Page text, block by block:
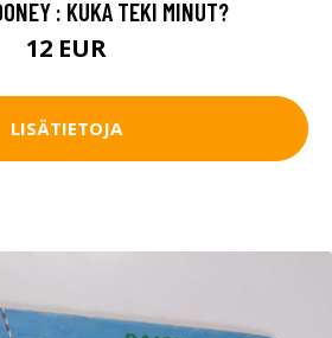
: KUKA TEKI MINUT?
12 EUR
LISÄTIETOJA